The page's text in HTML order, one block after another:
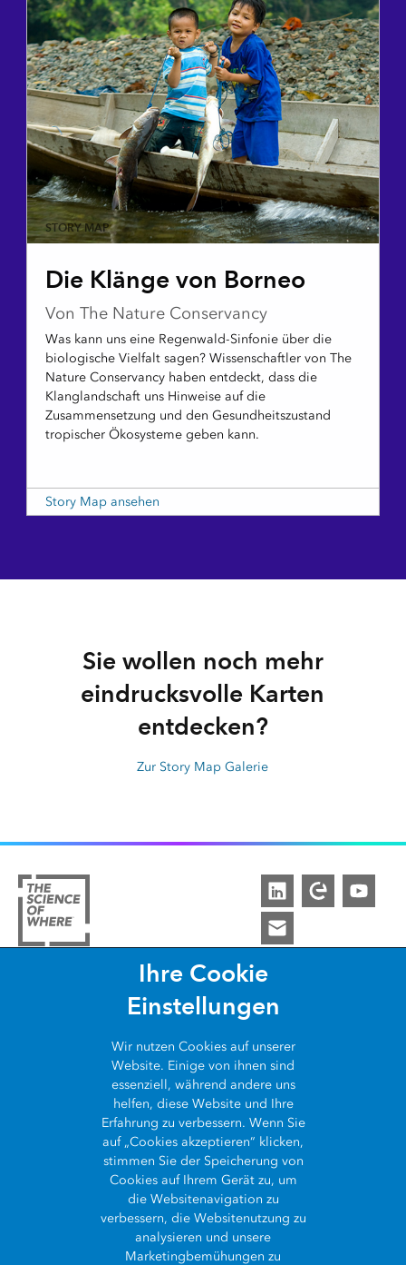
STORY MAP
Die Klänge von Borneo
Von The Nature Conservancy
Was kann uns eine Regenwald-Sinfonie über die
biologische Vielfalt sagen? Wissenschaftler von The
Nature Conservancy haben entdeckt, dass die
Klanglandschaft uns Hinweise auf die
Zusammensetzung und den Gesundheitszustand
tropischer Ökosysteme geben kann.
Story Map ansehen
Sie wollen noch mehr
eindrucksvolle Karten
entdecken?
Zur Story Map Galerie
Die Geschichte des GIS
Ihre Cookie
Einstellungen
Wir nutzen Cookiesauf unserer
Website. Einige von ihnen sind
essenziell, während andere uns
helfen, diese Website und Ihre
Erfahrung zu verbessern. Wenn Sie
auf „Cookies akzeptieren“ klicken,
stimmen Sie der Speicherung von
Cookies auf Ihrem Gerät zu, um
die Websitenavigation zu
verbessern, die Websitenutzung zu
analysieren und unsere
Marketingbemühungen zu